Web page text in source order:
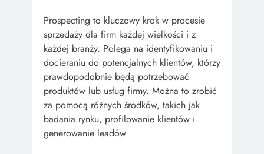
Prospecting to kluczowy krok w procesie
sprzedaży dla firm każdej wielkości i z
każdej branży. Polega na identyfikowaniu i
docieraniu do potencjalnych klientów, którzy
prawdopodobnie będą potrzebować
produktów lub usług firmy. Można to zrobić
za pomocą różnych środków, takich jak
badania rynku, profilowanie klientów i
generowanie leadów.